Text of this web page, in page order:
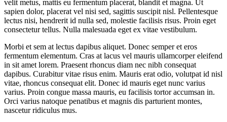
velit metus, mattis eu fermentum placerat, blandit et magna. Ut
sapien dolor, placerat vel nisi sed, sagittis suscipit nisl. Pellentesque
lectus nisi, hendrerit id nulla sed, molestie facilisis risus. Proin eget
consectetur tellus. Nulla malesuada eget ex vitae vestibulum.
Morbi et sem at lectus dapibus aliquet. Donec semper et eros
fermentum elementum. Cras at lacus vel mauris ullamcorper eleifend
in sit amet lorem. Praesent rhoncus diam nec nibh consequat
dapibus. Curabitur vitae risus enim. Mauris erat odio, volutpat id nisl
vitae, rhoncus consequat elit. Donec id mauris eget nunc varius
varius. Proin congue massa mauris, eu facilisis tortor accumsan in.
Orci varius natoque penatibus et magnis dis parturient montes,
nascetur ridiculus mus.